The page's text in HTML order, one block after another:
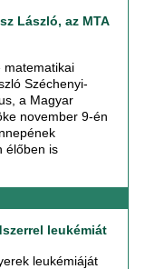
László, az MTA
matematikai
Széchenyi-
a Magyar
november 9-én
élőben is
leukémiát
leukémiáját